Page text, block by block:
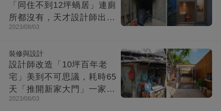
「同住不到12坪蝸居」連廁
所都沒有，天才設計師出馬
「打造功能齊全迷你房」成
2023/08/03
裝修與設計
設計師改造「10坪百年老
宅」美到不可思議，耗時65
天「推開新家大門」一家8
口哭了
2023/08/03